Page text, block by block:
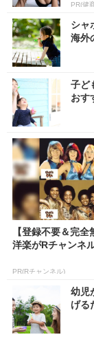
PR(健
シャ
海外
子ど
おす
【登録不要＆完
洋楽がRチャンネ
PR(Rチャンネル)
幼児
げる